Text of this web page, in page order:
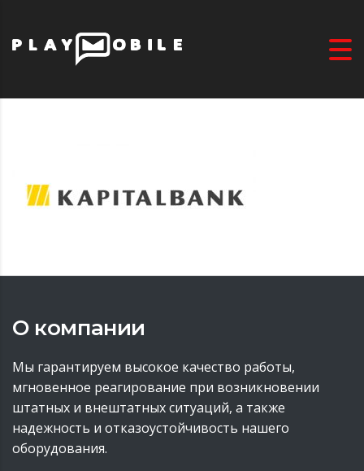
О компании
Мы гарантируем высокое качество работы,
мгновенное реагирование при возникновении
штатных и внештатных ситуаций, а также
надежность и отказоустойчивость нашего
оборудования.